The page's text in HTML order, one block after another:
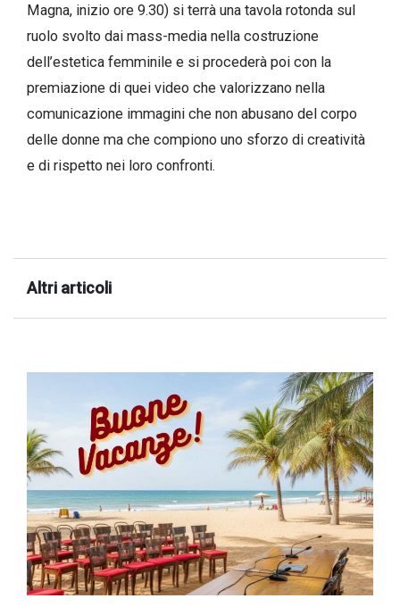
Magna, inizio ore 9.30) si terrà una tavola rotonda sul
ruolo svolto dai mass-media nella costruzione
dell’estetica femminile e si procederà poi con la
premiazione di quei video che valorizzano nella
comunicazione immagini che non abusano del corpo
delle donne ma che compiono uno sforzo di creatività
e di rispetto nei loro confronti.
Altri articoli
Registrazione
avvenuta con
successo!